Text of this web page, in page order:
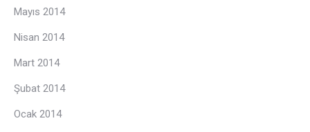
Mayıs 2014
Nisan 2014
Mart 2014
Şubat 2014
Ocak 2014